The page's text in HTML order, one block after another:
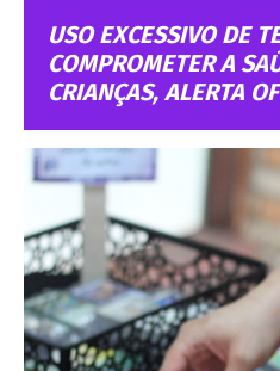
USO EXCESSIVO DE
COMPROMETER A
CRIANÇAS, ALERTA